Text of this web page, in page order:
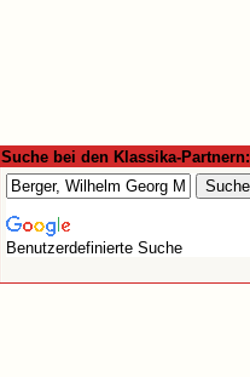
Suche bei den Klassika-Partnern:
Benutzerdefinierte Suche